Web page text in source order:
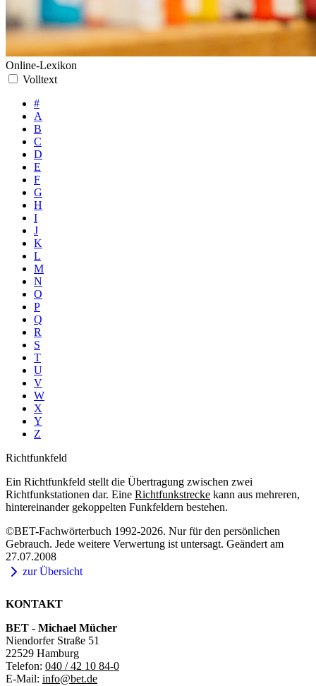
Online-Lexikon
Volltext
#
A
B
C
D
E
F
G
H
I
J
K
L
M
N
O
P
Q
R
S
T
U
V
W
X
Y
Z
Richtfunkfeld
Ein Richtfunkfeld stellt die Übertragung zwischen zwei
Richtfunkstationen dar. Eine Richtfunkstrecke kann aus mehreren,
hintereinander gekoppelten Funkfeldern bestehen.
©BET-Fachwörterbuch 1992-2026. Nur für den persönlichen
Gebrauch. Jede weitere Verwertung ist untersagt. Geändert am
27.07.2008
zur Übersicht
KONTAKT
BET - Michael Mücher
Niendorfer Straße 51
22529 Hamburg
Telefon: 040 / 42 10 84-0
E-Mail: info@bet.de